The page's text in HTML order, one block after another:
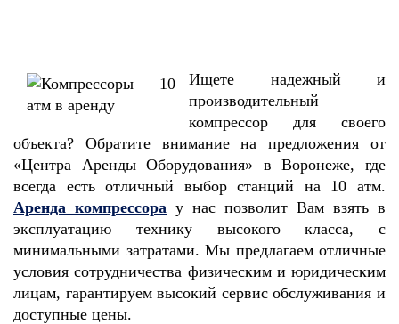
Ищете надежный и
производительный
компрессор для своего
объекта? Обратите внимание на предложения от
«Центра Аренды Оборудования» в Воронеже, где
всегда есть отличный выбор станций на 10 атм.
Аренда компрессора у нас позволит Вам взять в
эксплуатацию технику высокого класса, с
минимальными затратами. Мы предлагаем отличные
условия сотрудничества физическим и юридическим
лицам, гарантируем высокий сервис обслуживания и
доступные цены.